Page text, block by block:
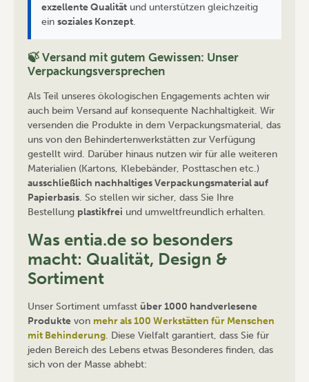
exzellente Qualität und unterstützen gleichzeitig
ein soziales Konzept.
🍃 Versand mit gutem Gewissen: Unser
Verpackungsversprechen
Als Teil unseres ökologischen Engagements achten wir
auch beim Versand auf konsequente Nachhaltigkeit. Wir
versenden die Produkte in dem Verpackungsmaterial, das
uns von den Behindertenwerkstätten zur Verfügung
gestellt wird. Darüber hinaus nutzen wir für alle weiteren
Materialien (Kartons, Klebebänder, Posttaschen etc.)
ausschließlich nachhaltiges Verpackungsmaterial auf
Papierbasis. So stellen wir sicher, dass Sie Ihre
Bestellung plastikfrei und umweltfreundlich erhalten.
Was entia.de so besonders
macht: Qualität, Design &
Sortiment
Unser Sortiment umfasst über 1000 handverlesene
Produkte von mehr als 100 Werkstätten für Menschen
mit Behinderung. Diese Vielfalt garantiert, dass Sie für
jeden Bereich des Lebens etwas Besonderes finden, das
sich von der Masse abhebt: